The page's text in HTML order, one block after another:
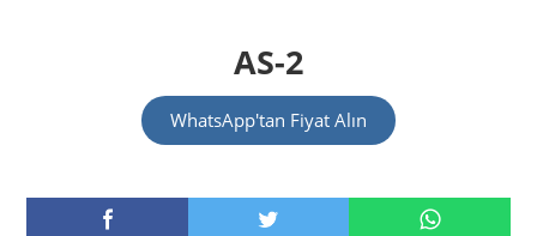
AS-2
WhatsApp'tan Fiyat Alın